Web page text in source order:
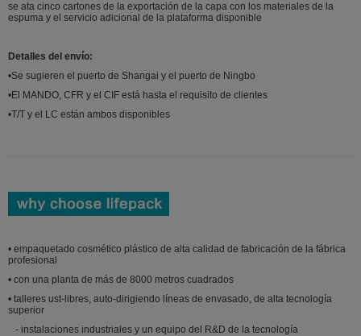
se ata cinco cartones de la exportación de la capa con los materiales de la
espuma y el servicio adicional de la plataforma disponible
Detalles del envío:
•Se sugieren el puerto de Shangai y el puerto de Ningbo
•El MANDO, CFR y el CIF está hasta el requisito de clientes
•T/T y el LC están ambos disponibles
• empaquetado cosmético plástico de alta calidad de fabricación de la fábrica
profesional
• con una planta de más de 8000 metros cuadrados
• talleres ust-libres, auto-dirigiendo líneas de envasado, de alta tecnología
superior
- instalaciones industriales y un equipo del R&D de la tecnología